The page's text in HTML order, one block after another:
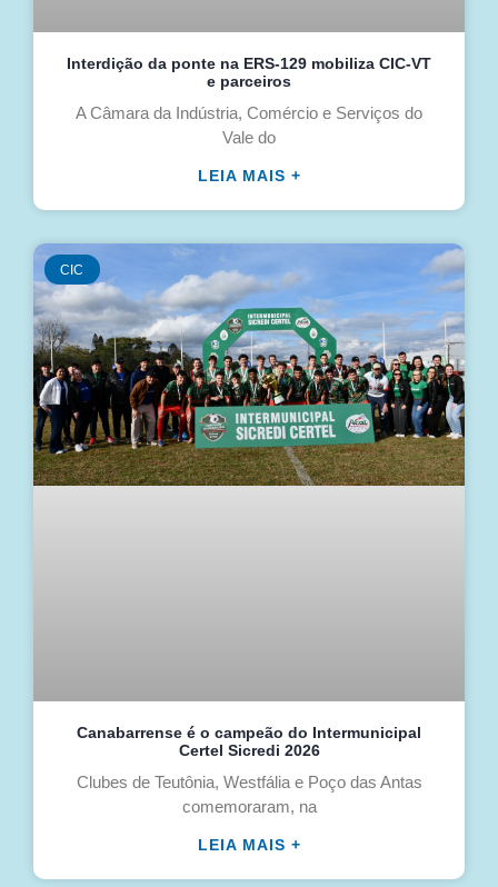
Interdição da ponte na ERS-129 mobiliza CIC-VT
e parceiros
A Câmara da Indústria, Comércio e Serviços do
Vale do
LEIA MAIS +
CIC
Canabarrense é o campeão do Intermunicipal
Certel Sicredi 2026
Clubes de Teutônia, Westfália e Poço das Antas
comemoraram, na
LEIA MAIS +